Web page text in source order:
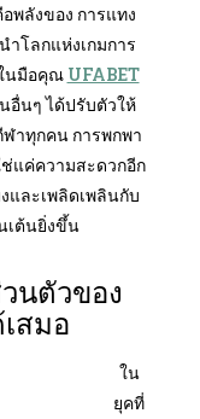
พลังของ การแทง
โลกแห่งเกมการ
นมือคุณ UFABET
อื่นๆ ได้ปรับตัวให้
าทุกคน การพกพา
แค่ความสะดวกอีก
และเพลิดเพลินกับ
เต้นยิ่งขึ้น
นตัวของ
สมอ
ใน
ยุคที่